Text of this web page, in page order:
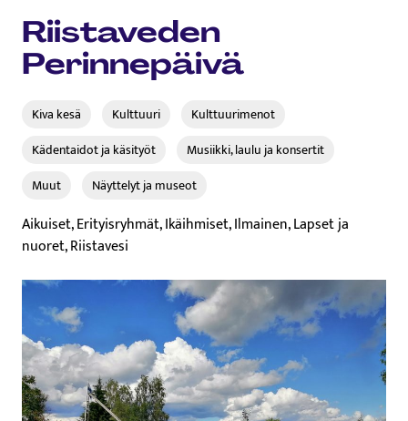
Riistaveden
Perinnepäivä
Kiva kesä Kulttuuri
Kulttuurimenot
Kädentaidot ja käsityöt
Musiikki, laulu ja konsertit
Muut
Näyttelyt ja museot
Aikuiset, Erityisryhmät, Ikäihmiset, Ilmainen, Lapset ja
nuoret, Riistavesi